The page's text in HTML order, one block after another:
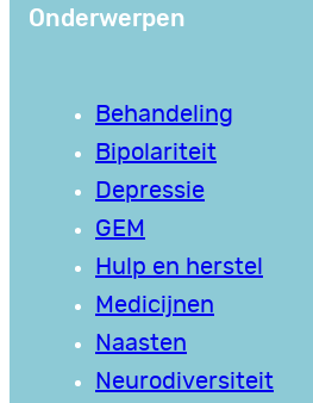
Onderwerpen
Behandeling
Bipolariteit
Depressie
GEM
Hulp en herstel
Medicijnen
Naasten
Neurodiversiteit